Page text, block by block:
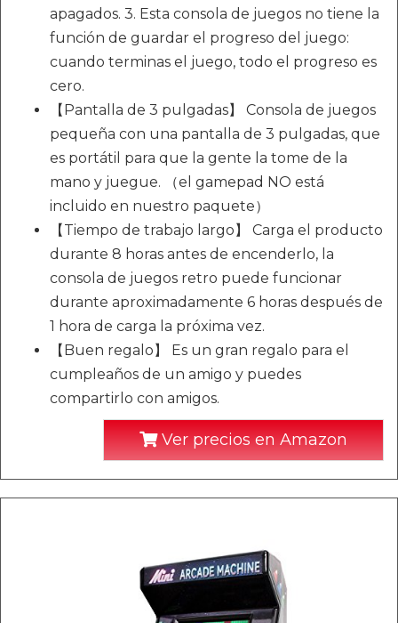
apagados. 3. Esta consola de juegos no tiene la
función de guardar el progreso del juego:
cuando terminas el juego, todo el progreso es
cero.
【Pantalla de 3 pulgadas】 Consola de juegos
pequeña con una pantalla de 3 pulgadas, que
es portátil para que la gente la tome de la
mano y juegue. （el gamepad NO está
incluido en nuestro paquete）
【Tiempo de trabajo largo】 Carga el producto
durante 8 horas antes de encenderlo, la
consola de juegos retro puede funcionar
durante aproximadamente 6 horas después de
1 hora de carga la próxima vez.
【Buen regalo】 Es un gran regalo para el
cumpleaños de un amigo y puedes
compartirlo con amigos.
Ver precios en Amazon